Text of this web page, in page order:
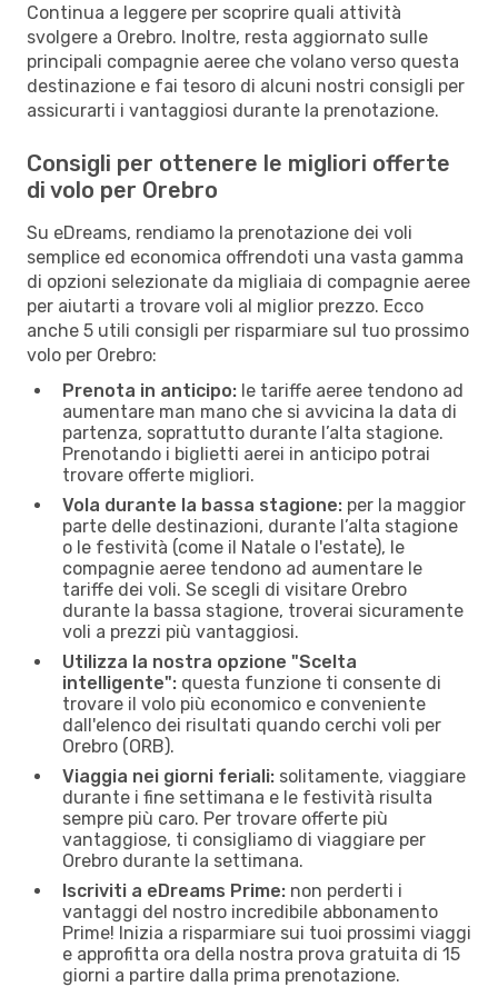
Continua a leggere per scoprire quali attività
svolgere a Orebro. Inoltre, resta aggiornato sulle
principali compagnie aeree che volano verso questa
destinazione e fai tesoro di alcuni nostri consigli per
assicurarti i vantaggiosi durante la prenotazione.
Consigli per ottenere le migliori offerte
di volo per Orebro
Su eDreams, rendiamo la prenotazione dei voli
semplice ed economica offrendoti una vasta gamma
di opzioni selezionate da migliaia di compagnie aeree
per aiutarti a trovare voli al miglior prezzo. Ecco
anche 5 utili consigli per risparmiare sul tuo prossimo
volo per Orebro:
Prenota in anticipo: le tariffe aeree tendono ad
aumentare man mano che si avvicina la data di
partenza, soprattutto durante l’alta stagione.
Prenotando i biglietti aerei in anticipo potrai
trovare offerte migliori.
Vola durante la bassa stagione: per la maggior
parte delle destinazioni, durante l’alta stagione
o le festività (come il Natale o l'estate), le
compagnie aeree tendono ad aumentare le
tariffe dei voli. Se scegli di visitare Orebro
durante la bassa stagione, troverai sicuramente
voli a prezzi più vantaggiosi.
Utilizza la nostra opzione "Scelta
intelligente": questa funzione ti consente di
trovare il volo più economico e conveniente
dall'elenco dei risultati quando cerchi voli per
Orebro (ORB).
Viaggia nei giorni feriali: solitamente, viaggiare
durante i fine settimana e le festività risulta
sempre più caro. Per trovare offerte più
vantaggiose, ti consigliamo di viaggiare per
Orebro durante la settimana.
Iscriviti a eDreams Prime: non perderti i
vantaggi del nostro incredibile abbonamento
Prime! Inizia a risparmiare sui tuoi prossimi viaggi
e approfitta ora della nostra prova gratuita di 15
giorni a partire dalla prima prenotazione.